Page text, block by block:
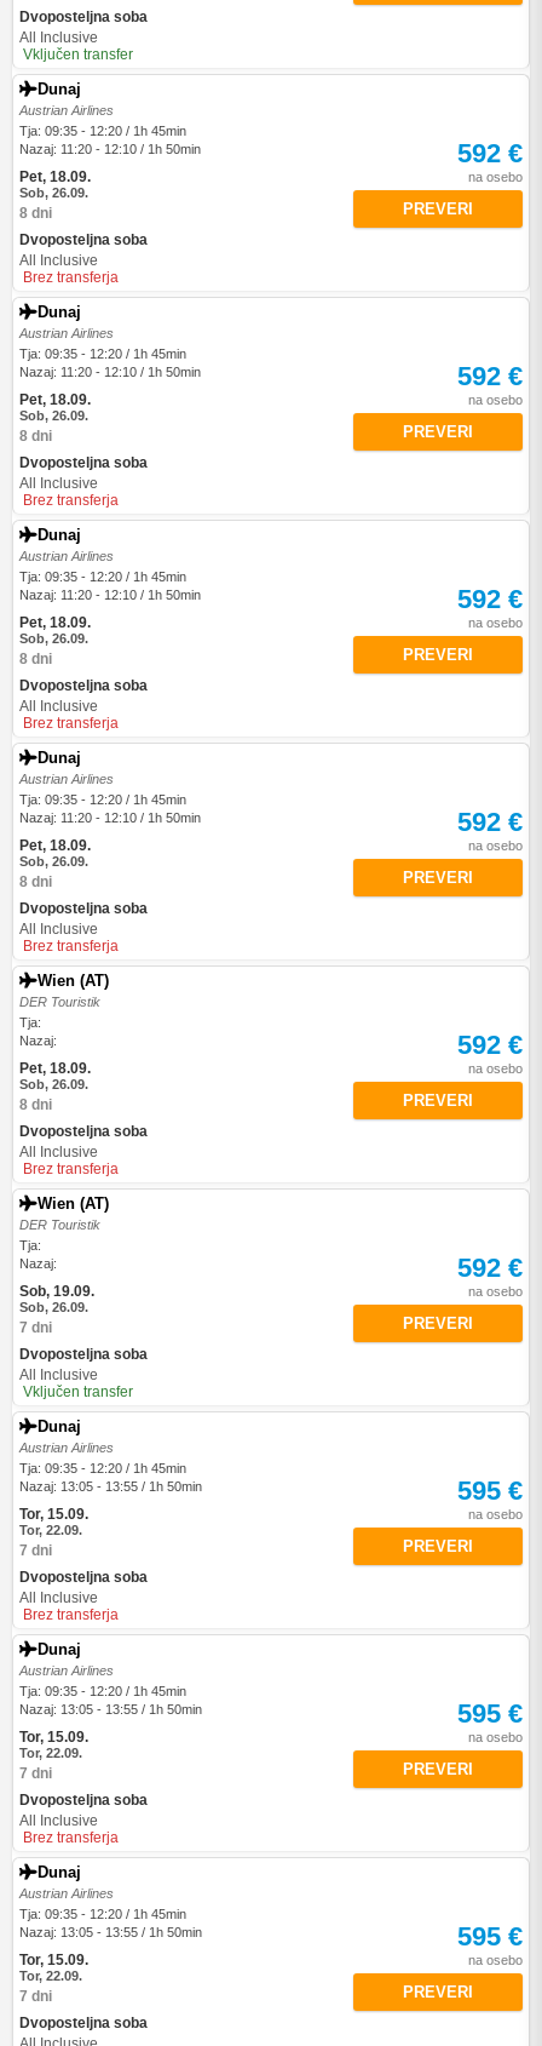
Dvoposteljna soba
All Inclusive
Vključen transfer
Dunaj
Austrian Airlines
Tja: 09:35 - 12:20 / 1h 45min
Nazaj: 11:20 - 12:10 / 1h 50min
Pet, 18.09.
Sob, 26.09.
8 dni
Dvoposteljna soba
All Inclusive
Brez transferja
592 €
na osebo
PREVERI
Dunaj
Austrian Airlines
Tja: 09:35 - 12:20 / 1h 45min
Nazaj: 11:20 - 12:10 / 1h 50min
Pet, 18.09.
Sob, 26.09.
8 dni
Dvoposteljna soba
All Inclusive
Brez transferja
592 €
na osebo
PREVERI
Dunaj
Austrian Airlines
Tja: 09:35 - 12:20 / 1h 45min
Nazaj: 11:20 - 12:10 / 1h 50min
Pet, 18.09.
Sob, 26.09.
8 dni
Dvoposteljna soba
All Inclusive
Brez transferja
592 €
na osebo
PREVERI
Dunaj
Austrian Airlines
Tja: 09:35 - 12:20 / 1h 45min
Nazaj: 11:20 - 12:10 / 1h 50min
Pet, 18.09.
Sob, 26.09.
8 dni
Dvoposteljna soba
All Inclusive
Brez transferja
592 €
na osebo
PREVERI
Wien (AT)
DER Touristik
Tja:
Nazaj:
Pet, 18.09.
Sob, 26.09.
8 dni
Dvoposteljna soba
All Inclusive
Brez transferja
592 €
na osebo
PREVERI
Wien (AT)
DER Touristik
Tja:
Nazaj:
Sob, 19.09.
Sob, 26.09.
7 dni
Dvoposteljna soba
All Inclusive
Vključen transfer
592 €
na osebo
PREVERI
Dunaj
Austrian Airlines
Tja: 09:35 - 12:20 / 1h 45min
Nazaj: 13:05 - 13:55 / 1h 50min
Tor, 15.09.
Tor, 22.09.
7 dni
Dvoposteljna soba
All Inclusive
Brez transferja
595 €
na osebo
PREVERI
Dunaj
Austrian Airlines
Tja: 09:35 - 12:20 / 1h 45min
Nazaj: 13:05 - 13:55 / 1h 50min
Tor, 15.09.
Tor, 22.09.
7 dni
Dvoposteljna soba
All Inclusive
Brez transferja
595 €
na osebo
PREVERI
Dunaj
Austrian Airlines
Tja: 09:35 - 12:20 / 1h 45min
Nazaj: 13:05 - 13:55 / 1h 50min
Tor, 15.09.
Tor, 22.09.
7 dni
Dvoposteljna soba
595 €
na osebo
PREVERI